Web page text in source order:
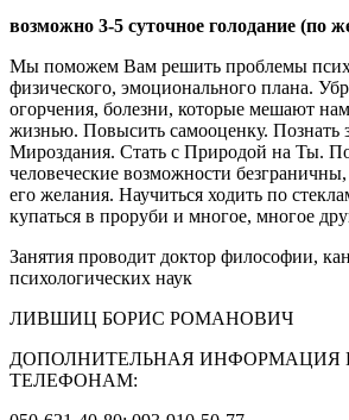
возможно 3-5 суточное голодание (по
Мы поможем Вам решить проблемы
физического, эмоционального плана.
огорчения, болезни, которые мешают
жизнью. Повысить самооценку. Познать
Мироздания. Стать с Природой на Ты.
человеческие возможности
его желания. Научиться ходить по
купаться в проруби и многое, многое
Занятия проводит доктор философии,
психологических наук
ЛИВШИЦ БОРИС РОМАНОВИЧ
ДОПОЛНИТЕЛЬНАЯ ИНФОРМАЦИЯ
ТЕЛЕФОНАМ: